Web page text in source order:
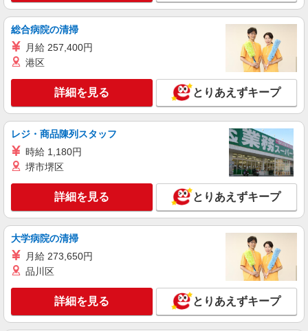
アルバイト
ユニクロ エキュート品川店［ 長期AL ］
カジュアル衣料販売スタッフ 長期アルバイ
ト
時給1,230円〜1,661円 【7時〜9時 時給1,400
円／17時〜22時 時給1,400円／22時以降 時給
1,661円】
ユニクロ エキュート品川店 （東京都港区高
輪3-26-27 JR品川駅改札内 エキュート品川）
詳細を見る
アルバイト
ユニクロ ウィング新橋店［ 長期AL ］
カジュアル衣料販売スタッフ 長期アルバイ
ト
時給1,300円〜1,755円 ※7:00〜9:00・17:00〜
ユニクロ ウィング新橋店 （東京都港区新橋2
丁目東口地下街1号 ウイング新橋地下1階）
キープ 詳細を見る
総合病院の清掃
月給 257,400円
港区
詳細を見る とりあえずキープ
レジ・商品陳列スタッフ
時給 1,180円
堺市堺区
詳細を見る とりあえずキープ
大学病院の清掃
月給 273,650円
品川区
詳細を見る とりあえずキープ